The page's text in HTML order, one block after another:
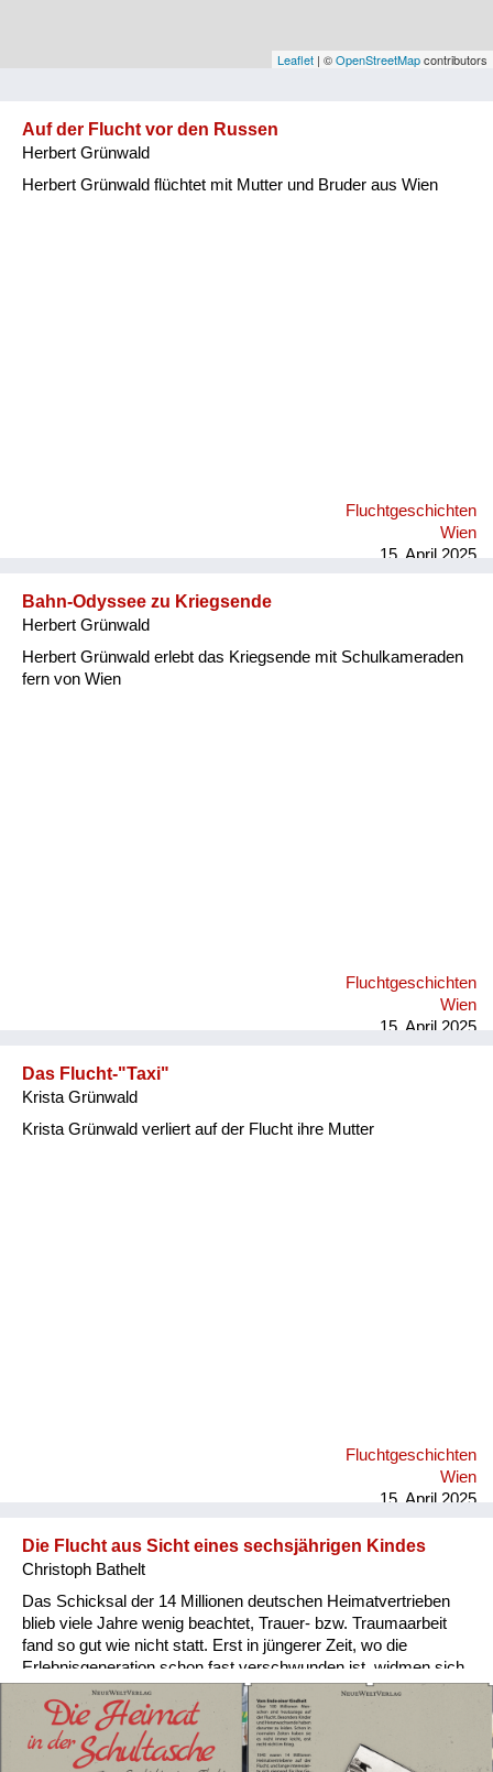
Vorarlberg
Wiederaufbau und
Wohnen
Leaflet | ©OpenStreetMapcontributors
Auf der Flucht vor den Russen
Herbert Grünwald
Herbert Grünwald flüchtet mit Mutter und Bruder aus Wien
Fluchtgeschichten
Wien
15. April 2025
Bahn-Odyssee zu Kriegsende
Herbert Grünwald
Herbert Grünwald erlebt das Kriegsende mit Schulkameraden
fern von Wien
Fluchtgeschichten
Wien
15. April 2025
Das Flucht-"Taxi"
Krista Grünwald
Krista Grünwald verliert auf der Flucht ihre Mutter
Fluchtgeschichten
Wien
15. April 2025
Die Flucht aus Sicht eines sechsjährigen Kindes
Christoph Bathelt
Das Schicksal der 14 Millionen deutschen Heimatvertrieben
blieb viele Jahre wenig beachtet, Trauer- bzw. Traumaarbeit
fand so gut wie nicht statt. Erst in jüngerer Zeit, wo die
Erlebnisgeneration schon fast verschwunden ist, widmen sich
Wissenschaftler dem Schicksal der „Kriegskinder“. Darum
habe ich die Flucht meines Vaters als Graphic Novel
herausgegeben. Das Trauma der Flucht und die
anschließende bedürftige Kindheit hat meinen Vater zwar